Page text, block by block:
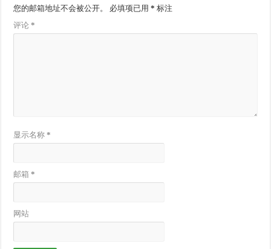
您的邮箱地址不会被公开。 必填项已用* 标注
评论*
显示名称*
邮箱*
网站